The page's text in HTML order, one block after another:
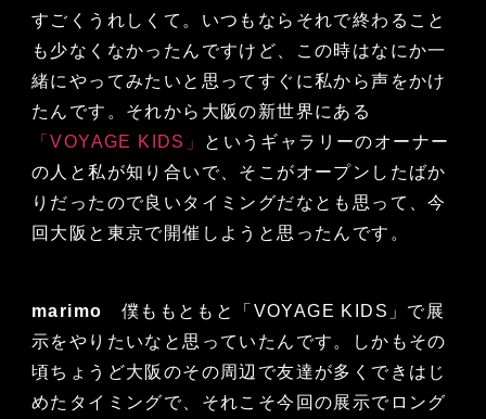
すごくうれしくて。いつもならそれで終わること
も少なくなかったんですけど、この時はなにか一
緒にやってみたいと思ってすぐに私から声をかけ
たんです。それから大阪の新世界にある
「VOYAGE KIDS」
というギャラリーのオーナー
の人と私が知り合いで、そこがオープンしたばか
りだったので良いタイミングだなとも思って、今
回大阪と東京で開催しようと思ったんです。
marimo 僕ももともと「VOYAGE KIDS」で展
示をやりたいなと思っていたんです。しかもその
頃ちょうど大阪のその周辺で友達が多くできはじ
めたタイミングで、それこそ今回の展示でロング